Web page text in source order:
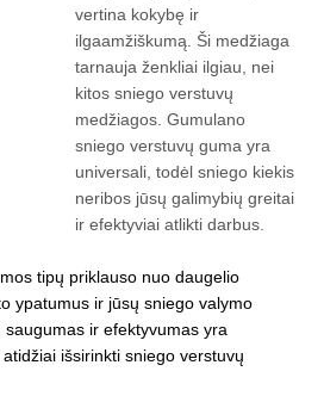
vertina kokybę ir
ilgaamžiškumą. Ši medžiaga
tarnauja ženkliai ilgiau, nei
kitos sniego verstuvų
medžiagos. Gumulano
sniego verstuvų guma yra
universali, todėl sniego kiekis
neribos jūsų galimybių greitai
ir efektyviai atlikti darbus.
tipų priklauso nuo daugelio
ypatumus ir jūsų sniego valymo
ir efektyvumas yra
išsirinkti sniego verstuvų